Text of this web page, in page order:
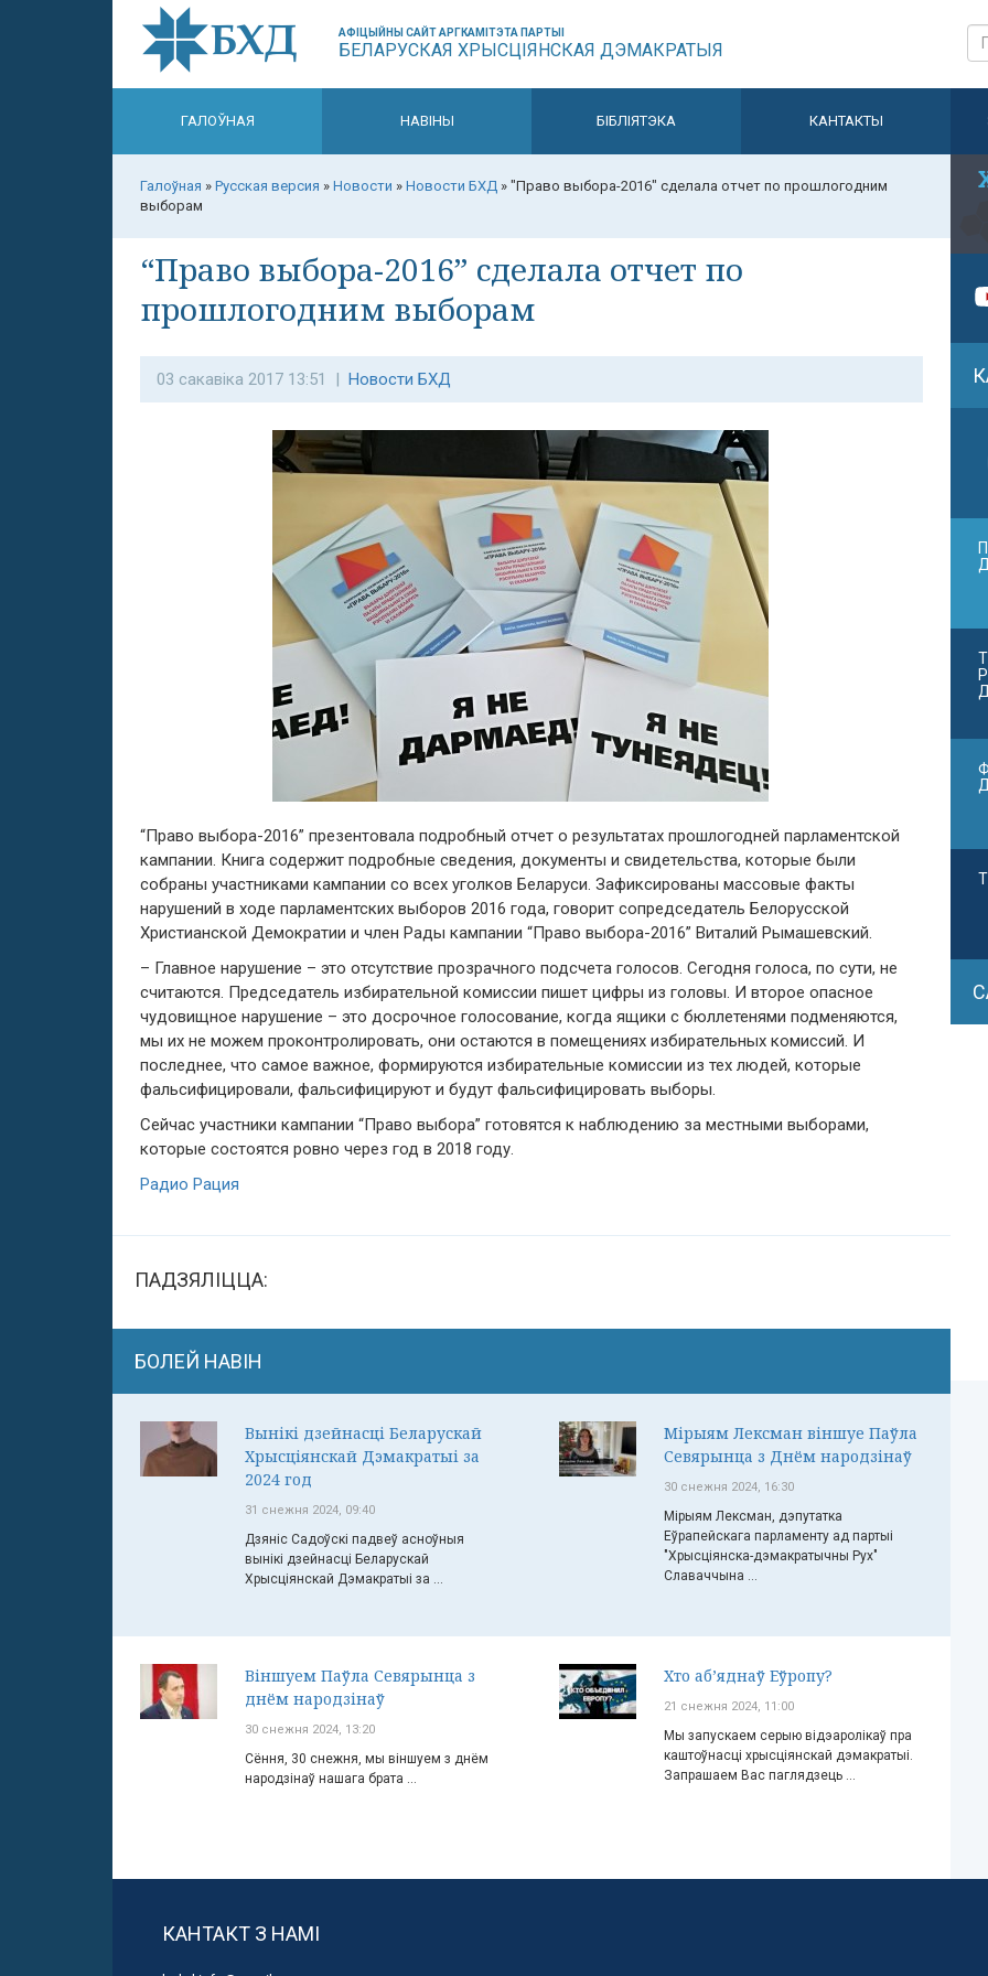
АФІЦЫЙНЫ САЙТ АРГКАМІТЭТА ПАРТЫІ
БЕЛАРУСКАЯ ХРЫСЦІЯНСКАЯ ДЭМАКРАТЫЯ
ГАЛОЎНАЯ НАВІНЫ БІБЛІЯТЭКА КАНТАКТЫ
Галоўная » Русская версия » Новости » Новости БХД » "Право выбора-2016" сделала отчет по прошлогодним
выборам
“Право выбора-2016” сделала отчет по
прошлогодним выборам
03 сакавіка 2017 13:51 | Новости БХД
“Право выбора-2016” презентовала подробный отчет о результатах прошлогодней парламентской
кампании. Книга содержит подробные сведения, документы и свидетельства, которые были
собраны участниками кампании со всех уголков Беларуси. Зафиксированы массовые факты
нарушений в ходе парламентских выборов 2016 года, говорит сопредседатель Белорусской
Христианской Демократии и член Рады кампании “Право выбора-2016” Виталий Рымашевский.
– Главное нарушение – это отсутствие прозрачного подсчета голосов. Сегодня голоса, по сути, не
считаются. Председатель избирательной комиссии пишет цифры из головы. И второе опасное
чудовищное нарушение – это досрочное голосование, когда ящики с бюллетенями подменяются,
мы их не можем проконтролировать, они остаются в помещениях избирательных комиссий. И
последнее, что самое важное, формируются избирательные комиссии из тех людей, которые
фальсифицировали, фальсифицируют и будут фальсифицировать выборы.
Сейчас участники кампании “Право выбора” готовятся к наблюдению за местными выборами,
которые состоятся ровно через год в 2018 году.
Радио Рация
ПАДЗЯЛІЦЦА:
БОЛЕЙ НАВІН
Вынікі дзейнасці Беларускай
Хрысціянскай Дэмакратыі за
2024 год
31 снежня 2024, 09:40
Дзяніс Садоўскі падвеў асноўныя
вынікі дзейнасці Беларускай
Хрысціянскай Дэмакратыі за ...
Мірыям Лексман віншуе Паўла
Севярынца з Днём народзінаў
30 снежня 2024, 16:30
Мірыям Лексман, дэпутатка
Еўрапейскага парламенту ад партыі
"Хрысціянска-дэмакратычны Рух"
Славаччына ...
Віншуем Паўла Севярынца з
днём народзінаў
30 снежня 2024, 13:20
Сёння, 30 снежня, мы віншуем з днём
народзінаў нашага брата ...
Хто аб’яднаў Еўропу?
21 снежня 2024, 11:00
Мы запускаем серыю відэаролікаў пра
каштоўнасці хрысціянскай дэмакратыі.
Запрашаем Вас паглядзець ...
КАНТАКТ З НАМІ